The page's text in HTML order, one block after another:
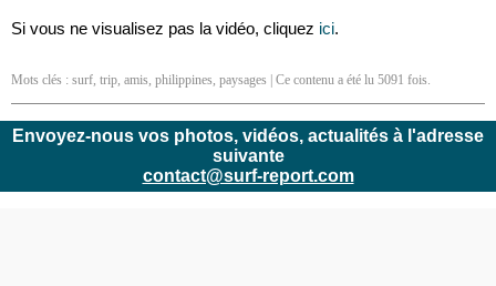
Si vous ne visualisez pas la vidéo, cliquez ici.
Mots clés : surf, trip, amis, philippines, paysages | Ce contenu a été lu 5091 fois.
Envoyez-nous vos photos, vidéos, actualités à l'adresse
suivante
contact@surf-report.com